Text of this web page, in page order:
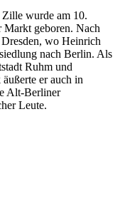
wurde am 10.
Markt geboren. Nach
wo Heinrich
nach Berlin. Als
Ruhm und
er auch in
Alt-Berliner
Leute.